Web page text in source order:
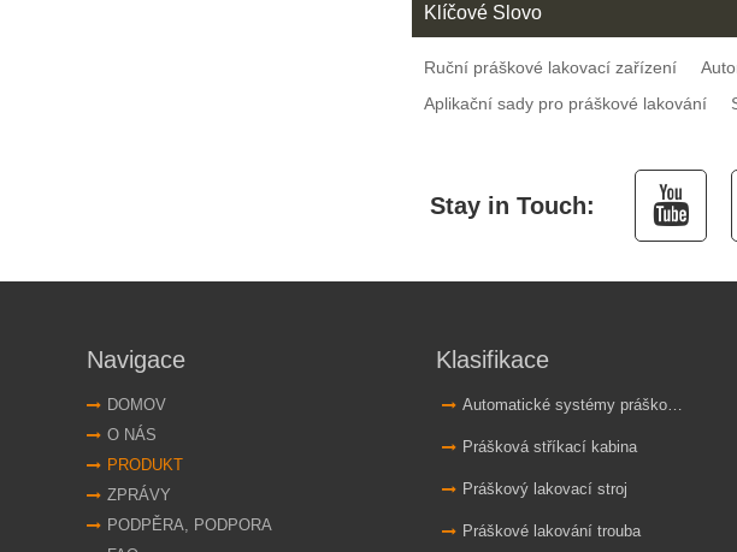
Klíčové Slovo
Ruční práškové lakovací zařízení
Aplikační sady pro práškové lakování
Navigace
DOMOV
O NÁS
PRODUKT
ZPRÁVY
PODPĚRA, PODPORA
Klasifikace
Automatické systémy práškového lakování
Prášková stříkací kabina
Práškový lakovací stroj
Práškové lakování trouba